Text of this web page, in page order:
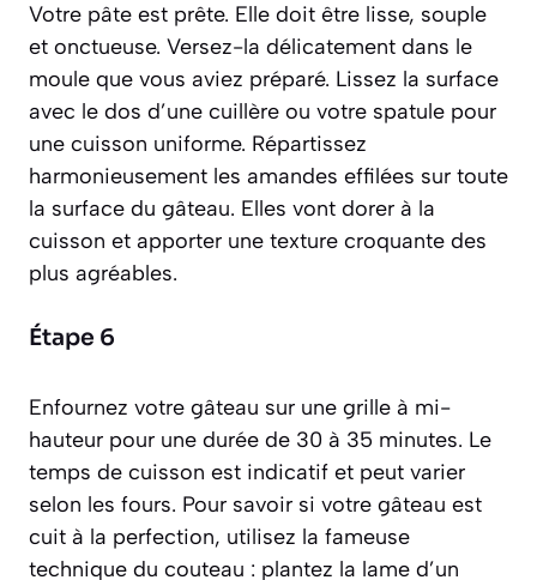
Votre pâte est prête. Elle doit être lisse, souple
et onctueuse. Versez-la délicatement dans le
moule que vous aviez préparé. Lissez la surface
avec le dos d’une cuillère ou votre spatule pour
une cuisson uniforme. Répartissez
harmonieusement les amandes effilées sur toute
la surface du gâteau. Elles vont dorer à la
cuisson et apporter une texture croquante des
plus agréables.
Étape 6
Enfournez votre gâteau sur une grille à mi-
hauteur pour une durée de 30 à 35 minutes. Le
temps de cuisson est indicatif et peut varier
selon les fours. Pour savoir si votre gâteau est
cuit à la perfection, utilisez la fameuse
technique du couteau : plantez la lame d’un